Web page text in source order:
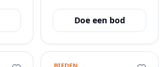
Doe een bod